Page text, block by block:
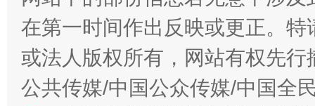
在第一时间作出反映或更正。
或法人版权所有，网站有权先
公共传媒/中国公众传媒/中国全